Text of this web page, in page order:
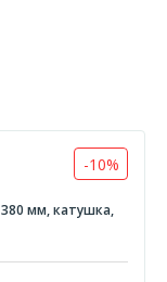
-10%
мм, катушка,